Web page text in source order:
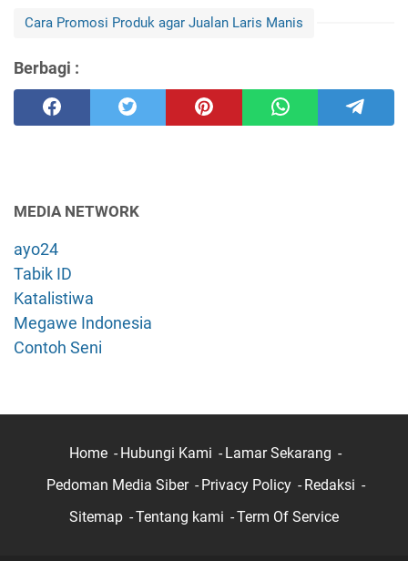
Cara Promosi Produk agar Jualan Laris Manis
Berbagi :
MEDIA NETWORK
ayo24
Tabik ID
Katalistiwa
Megawe Indonesia
Contoh Seni
Home Hubungi Kami
Lamar Sekarang
Pedoman Media Siber
Privacy Policy
Redaksi
Sitemap
Tentang kami Term Of Service